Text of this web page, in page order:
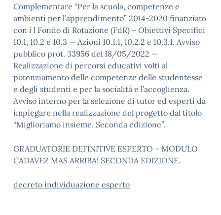
Complementare “Per la scuola, competenze e
ambienti per l’apprendimento” 2014-2020 finanziato
con i l Fondo di Rotazione (FdR) – Obiettivi Specifici
10.1, 10.2 e 10.3 — Azioni 10.1.1, 10.2.2 e 10.3.1. Avviso
pubblico prot. 33956 del 18/05/2022 —
Realizzazione di percorsi educativi volti al
potenziamento delle competenze delle studentesse
e degli studenti e per la socialità e l’accoglienza.
Avviso interno per la selezione di tutor ed esperti da
impiegare nella realizzazione del progetto dal titolo
“Miglioriamo insieme. Seconda edizione”.
GRADUATORIE DEFINITIVE ESPERTO – MODULO
CADAVEZ MAS ARRIBA! SECONDA EDIZIONE.
decreto individuazione esperto